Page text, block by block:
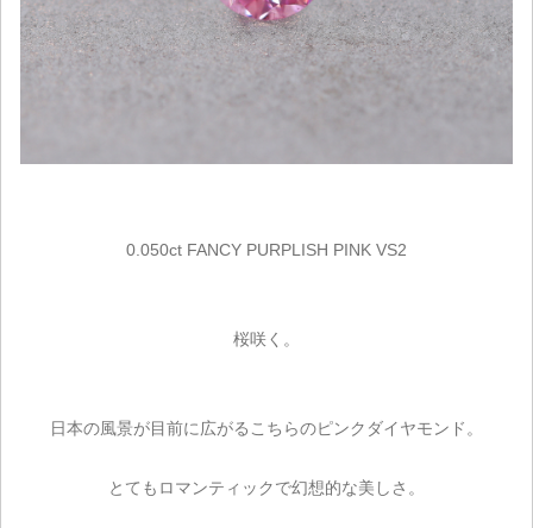
0.050ct FANCY PURPLISH PINK VS2
桜咲く。
日本の風景が目前に広がるこちらのピンクダイヤモンド。
とてもロマンティックで幻想的な美しさ。